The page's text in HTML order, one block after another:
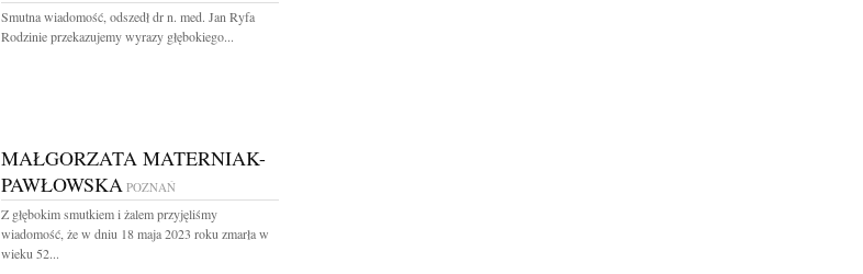
Smutna wiadomość, odszedł dr n. med. Jan Ryfa
Rodzinie przekazujemy wyrazy głębokiego...
MAŁGORZATA MATERNIAK-
PAWŁOWSKA POZNAŃ
Z głębokim smutkiem i żalem przyjęliśmy
wiadomość, że w dniu 18 maja 2023 roku zmarła w
wieku 52...